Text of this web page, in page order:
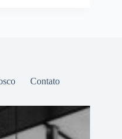
Contato